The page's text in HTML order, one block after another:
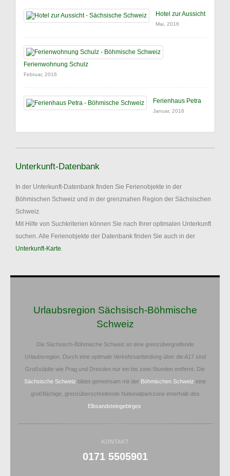
Hotel zur Aussicht
Mai, 2016
Ferienwohnung Schulz
Februar, 2016
Ferienhaus Petra
Januar, 2016
Unterkunft-Datenbank
In der Unterkunft-Datenbank finden Sie Ferienobjekte in der
Böhmischen Schweiz und in der grenznahen Region der Sächsischen
Schweiz.
Mit Hilfe von Suchkriterien können Sie nach Ihrer optimalen Unterkunft
suchen. Alle Ferienobjekte der Datenbank finden Sie auch in der
Unterkunft-Karte.
Urlaubsregion Sächsisch-Böhmische
Schweiz
Die Sächsisch-Böhmische Schweiz ist eine grenzübergreifende
Urlaubsregion. Durch eine optimale Verkehrsanbindung über die A17 sind
Großstädte wie Prag und Dresden nur ein bis zwei Stunden entfernt. Die
Sächsische Schweiz bildet gemeinsam mit der Böhmischen Schweiz eine
großflächige, grenzüberschreitende Nationalparkzone innerhalb des
Elbsandsteingebirges
KONTAKT
0171 5505901